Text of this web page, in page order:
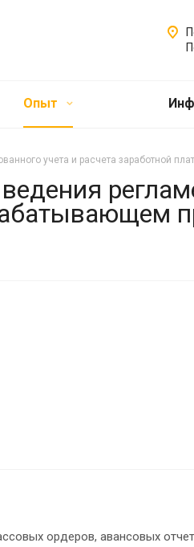
Опыт
учета и расчета заработной
ордеров, авансовых